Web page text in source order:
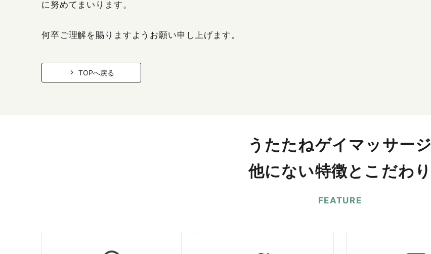
に努めてまいります。
何卒ご理解を賜りますようお願い申し上げます。
TOPへ戻る
うたたねゲイマッサージ
他にない特徴とこだわり
FEATURE